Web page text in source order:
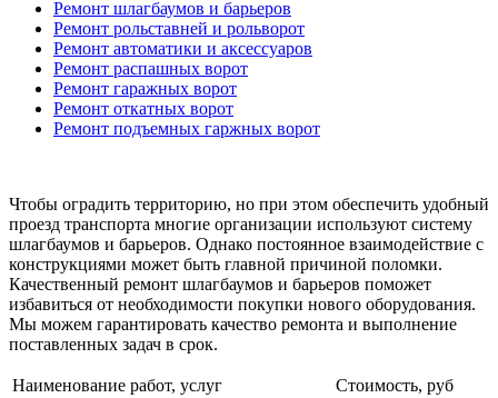
Ремонт шлагбаумов и барьеров
Ремонт рольставней и рольворот
Ремонт автоматики и аксессуаров
Ремонт распашных ворот
Ремонт гаражных ворот
Ремонт откатных ворот
Ремонт подъемных гаржных ворот
Чтобы оградить территорию, но при этом обеспечить удобный
проезд транспорта многие организации используют систему
шлагбаумов и барьеров. Однако постоянное взаимодействие с
конструкциями может быть главной причиной поломки.
Качественный ремонт шлагбаумов и барьеров поможет
избавиться от необходимости покупки нового оборудования.
Мы можем гарантировать качество ремонта и выполнение
поставленных задач в срок.
Наименование работ, услуг
Стоимость, руб